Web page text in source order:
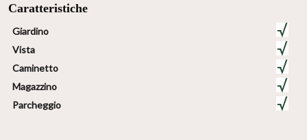
Caratteristiche
Giardino
Vista
Caminetto
Magazzino
Parcheggio